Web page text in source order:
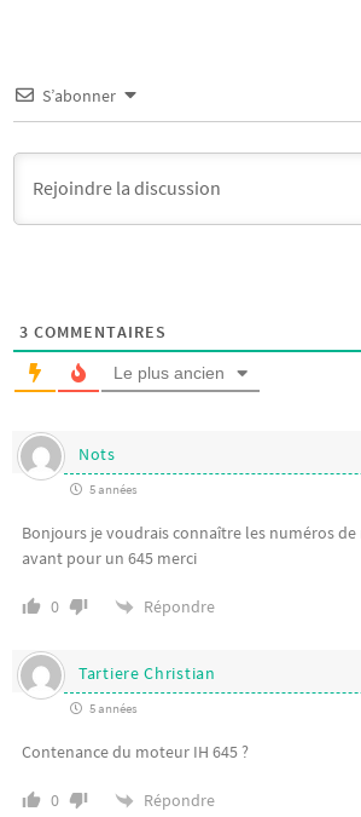
S’abonner
3 COMMENTAIRES
Le plus ancien
Nots
5 années
Bonjours je voudrais connaître les numéros
avant pour un 645 merci
0 Répondre
Tartiere Christian
5 années
Contenance du moteur IH 645 ?
0 Répondre